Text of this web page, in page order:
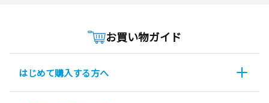
お買い物ガイド
はじめて購入する方へ